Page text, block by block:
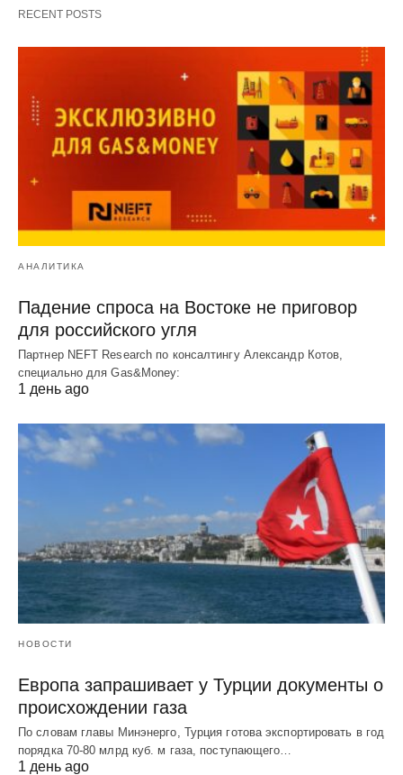
RECENT POSTS
АНАЛИТИКА
Падение спроса на Востоке не приговор
для российского угля
Партнер NEFT Research по консалтингу Александр Котов,
специально для Gas&Money:
1 день ago
НОВОСТИ
Европа запрашивает у Турции документы о
происхождении газа
По словам главы Минэнерго, Турция готова экспортировать в год
порядка 70-80 млрд куб. м газа, поступающего…
1 день ago